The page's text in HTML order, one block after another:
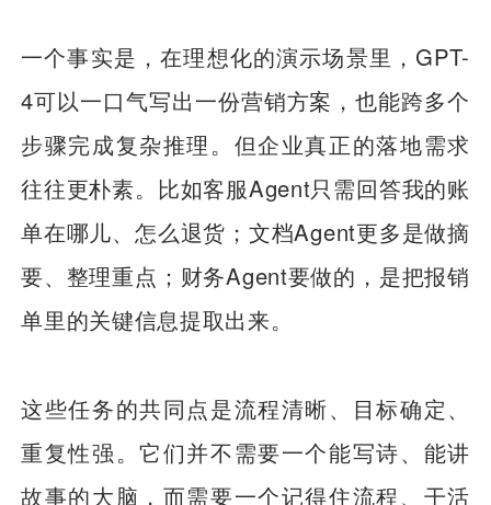
一个事实是，在理想化的演示场景里，GPT-
4可以一口气写出一份营销方案，也能跨多个
步骤完成复杂推理。但企业真正的落地需求
往往更朴素。比如客服Agent只需回答我的账
单在哪儿、怎么退货；文档Agent更多是做摘
要、整理重点；财务Agent要做的，是把报销
单里的关键信息提取出来。
这些任务的共同点是流程清晰、目标确定、
重复性强。它们并不需要一个能写诗、能讲
故事的大脑，而需要一个记得住流程、干活